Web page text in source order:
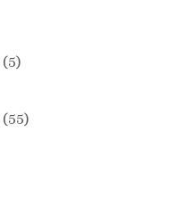
(5)
(55)